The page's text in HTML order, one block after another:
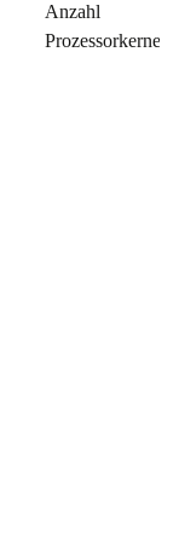
Anzahl
Prozessorkerne: 2